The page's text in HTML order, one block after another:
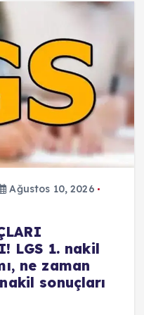
Ağustos 10, 2026
LGS 1. nakil
ne zaman
sonuçları